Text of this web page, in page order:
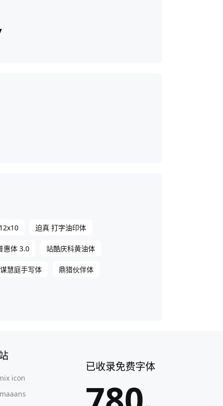
迫真 打字油印体
惠体 3.0 站酷庆科黄油体
慧庭手写体 鼎猎伙伴体
icon
已收录免费字体